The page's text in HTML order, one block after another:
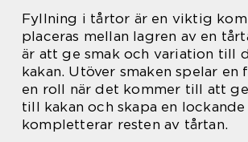
Fyllning i tårtor är en viktig
placeras mellan lagren av en
är att ge smak och variation till
kakan. Utöver smaken spelar en
en roll när det kommer till att
till kakan och skapa en
kompletterar resten av tårtan.